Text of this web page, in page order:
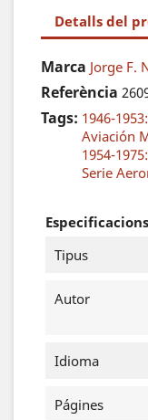
Detalls del
Marca Jorge F.
Referència
Tags: 1946-
Aviación
1954-
Serie
Especificacions
Tipus
Autor
Idioma
Págines